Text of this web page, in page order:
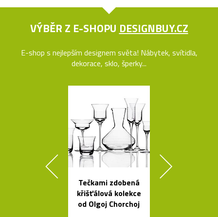
VÝBĚR Z E-SHOPU DESIGNBUY.CZ
E-shop s nejlepším designem světa! Nábytek, svítidla,
dekorace, sklo, šperky...
Tečkami zdobená
křišťálová kolekce
od Olgoj Chorchoj